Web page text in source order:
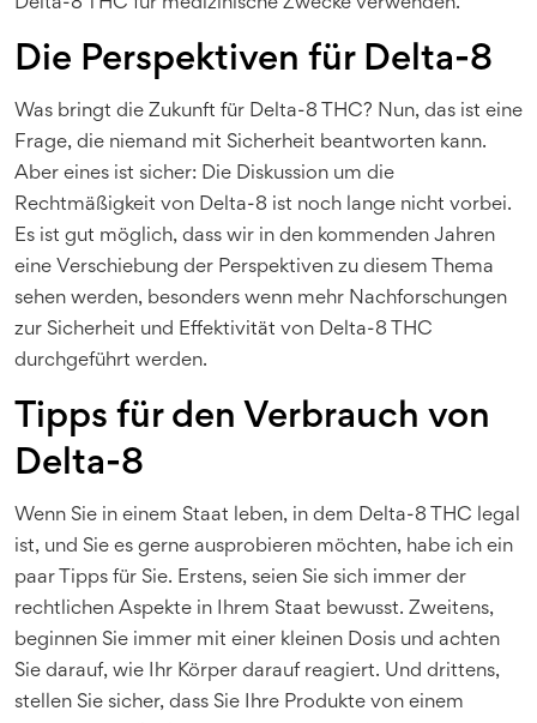
Delta-8 THC für medizinische Zwecke verwenden.
Die Perspektiven für Delta-8
Was bringt die Zukunft für Delta-8 THC? Nun, das ist eine
Frage, die niemand mit Sicherheit beantworten kann.
Aber eines ist sicher: Die Diskussion um die
Rechtmäßigkeit von Delta-8 ist noch lange nicht vorbei.
Es ist gut möglich, dass wir in den kommenden Jahren
eine Verschiebung der Perspektiven zu diesem Thema
sehen werden, besonders wenn mehr Nachforschungen
zur Sicherheit und Effektivität von Delta-8 THC
durchgeführt werden.
Tipps für den Verbrauch von
Delta-8
Wenn Sie in einem Staat leben, in dem Delta-8 THC legal
ist, und Sie es gerne ausprobieren möchten, habe ich ein
paar Tipps für Sie. Erstens, seien Sie sich immer der
rechtlichen Aspekte in Ihrem Staat bewusst. Zweitens,
beginnen Sie immer mit einer kleinen Dosis und achten
Sie darauf, wie Ihr Körper darauf reagiert. Und drittens,
stellen Sie sicher, dass Sie Ihre Produkte von einem